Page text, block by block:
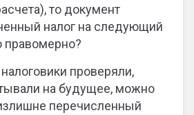
то документ
налог на следующий
правомерно?
проверяли,
на будущее, можно
перечисленный